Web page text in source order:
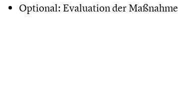
Optional: Evaluation der Maßnahme